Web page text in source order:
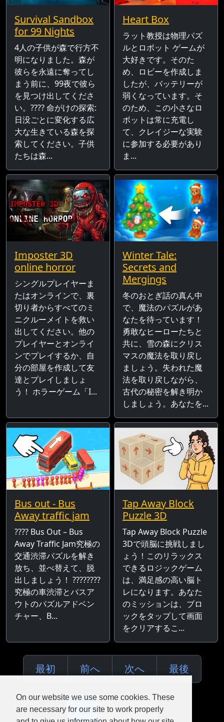
Survival Sandbox
for 99 Nights
4人の子供が森で行方不
明になりました。森が
彼らを永遠に奪ってし
まう前に、99夜で彼ら
を見つけ出してくださ
い。???? 命がけの探索:
日没ごとに変化する広
大な生きている森を探
索してください。子供
たちは森...
Heart Box
ラット教授は物理パズ
ルとロボット ゲームが
大好きです。そのた
め、ロビーを作成しま
したが、バッテリーが
弱くなっています。そ
のため、この小さなロ
ボットは常に充電し
て、クレイジーな実験
に参加する必要があり
ま...
Imposter 3D
online horror
シングルプレイヤーま
たはオンラインで、裏
切り者からすべてのミ
ニクルーメイトを救い
出してください。他の
プレイヤーとオンライ
ンでプレイするか、自
分の部屋を作成して友
達とプレイしましょ
う！ ホラーゲーム「I...
Winter Tale:
Secrets and
Mergings
冬のおとぎ話の真ん中
で、魔法のパズルがあ
なたを待っています！
勇敢なヒーローたちと
共に、雪の森にクリス
マスの魔法を取り戻し
ましょう。失われた魔
法を取り戻しながら、
古代の秘密を解き明か
しましょう。あなたを...
Bus out - Bus
Away traffic jam
???? Bus Out – Bus
Away Traffic Jam究極の
交通渋滞パズルを解き
放ち、並べ替えて、脱
出しましょう！ ????????
究極の車渋滞とバスア
ウトのパズルアドベン
チャー、B...
Tap Away Block
Puzzle 3D
Tap Away Block Puzzle
3Dで頭脳に挑戦しまし
ょう！このリラックス
できるロジックゲーム
は、満足感の高い脳ト
レになります。あなた
のミッションは、ブロ
ックをタップして画面
をクリアするこ...
最初 前へ 次へ 最後
1 2 3
On our website we use some cookies. These
are necessary for our site to work properly